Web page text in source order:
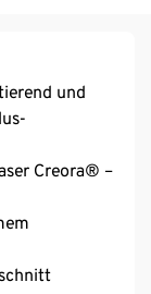
und
Creora® –